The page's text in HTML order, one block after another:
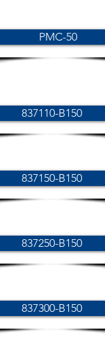
PMC-50
837110-B150
837150-B150
837250-B150
837300-B150